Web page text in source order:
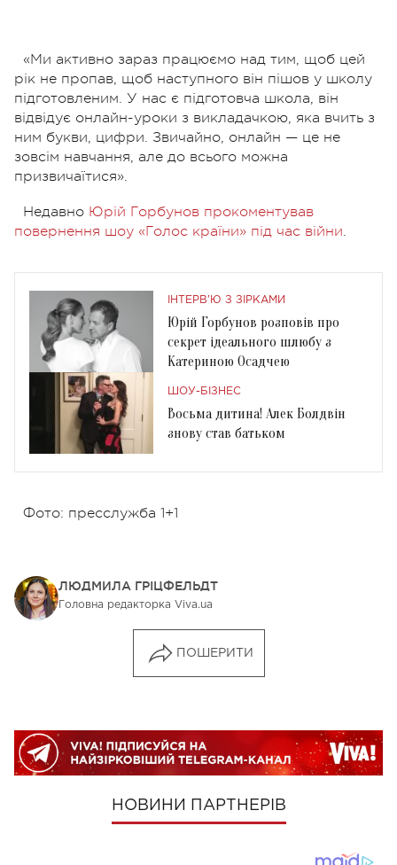
«Ми активно зараз працюємо над тим, щоб цей
рік не пропав, щоб наступного він пішов у школу
підготовленим. У нас є підготовча школа, він
відвідує онлайн-уроки з викладачкою, яка вчить з
ним букви, цифри. Звичайно, онлайн — це не
зовсім навчання, але до всього можна
призвичаїтися».
Недавно Юрій Горбунов прокоментував
повернення шоу «Голос країни» під час війни.
ІНТЕРВ'Ю З ЗІРКАМИ
Юрій Горбунов розповів про
секрет ідеального шлюбу з
Катериною Осадчею
ШОУ-БІЗНЕС
Восьма дитина! Алек Болдвін
знову став батьком
Фото: пресслужба 1+1
ЛЮДМИЛА ГРІЦФЕЛЬДТ
Головна редакторка Viva.ua
ПОШЕРИТИ
НОВИНИ ПАРТНЕРІВ